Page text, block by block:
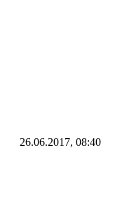
26.06.2017, 08:40